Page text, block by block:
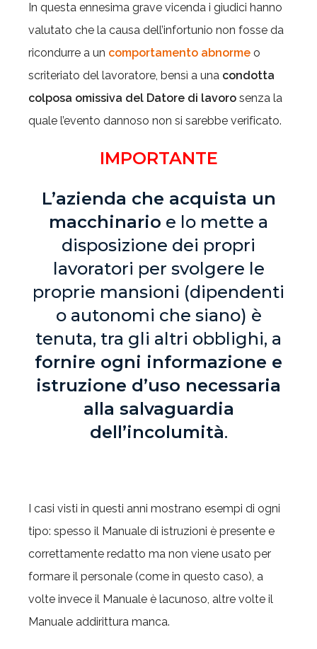
In questa ennesima grave vicenda i giudici hanno
valutato che la causa dell’infortunio non fosse da
ricondurre a un comportamento abnorme o
scriteriato del lavoratore, bensì a una condotta
colposa omissiva del Datore di lavoro senza la
quale l’evento dannoso non si sarebbe verificato.
IMPORTANTE
L’azienda che acquista un
macchinario e lo mette a
disposizione dei propri
lavoratori per svolgere le
proprie mansioni (dipendenti
o autonomi che siano) è
tenuta, tra gli altri obblighi, a
fornire ogni informazione e
istruzione d’uso necessaria
alla salvaguardia
dell’incolumità.
I casi visti in questi anni mostrano esempi di ogni
tipo: spesso il Manuale di istruzioni è presente e
correttamente redatto ma non viene usato per
formare il personale (come in questo caso), a
volte invece il Manuale è lacunoso, altre volte il
Manuale addirittura manca.